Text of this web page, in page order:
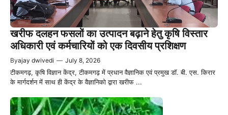
खरीफ दलहन फसलों का उत्पादन बढ़ाने हेतु कृषि विस्तार
अधिकारी एवं कर्मचारियों को एक दिवसीय प्रशिक्षण
Byajay dwivedi — July 8, 2026
टीकमगढ़, कृषि विज्ञान केंद्र, टीकमगढ़ में प्रधान वैज्ञानिक एवं प्रमुख डॉ. बी. एस. किरार
के मार्गदर्शन में साथ ही केंद्र के वैज्ञानिको द्वारा खरीफ ...